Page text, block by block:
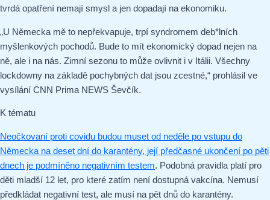
tvrdá opatření nemají smysl a jen dopadají na ekonomiku.
„U Německa mě to nepřekvapuje, trpí syndromem deb*lních
myšlenkových pochodů. Bude to mít ekonomický dopad nejen na
ně, ale i na nás. Zimní sezonu to může ovlivnit i v Itálii. Všechny
lockdowny na základě pochybných dat jsou zcestné,“ prohlásil ve
vysílání CNN Prima NEWS Ševčík.
K tématu
Neočkovaní proti covidu budou muset od neděle po vstupu do
Německa na deset dní do karantény, její předčasné ukončení po pěti
dnech je podmíněno negativním testem. Podobná pravidla platí pro
děti mladší 12 let, pro které zatím není dostupná vakcína. Nemusí
předkládat negativní test, ale musí na pět dnů do karantény.